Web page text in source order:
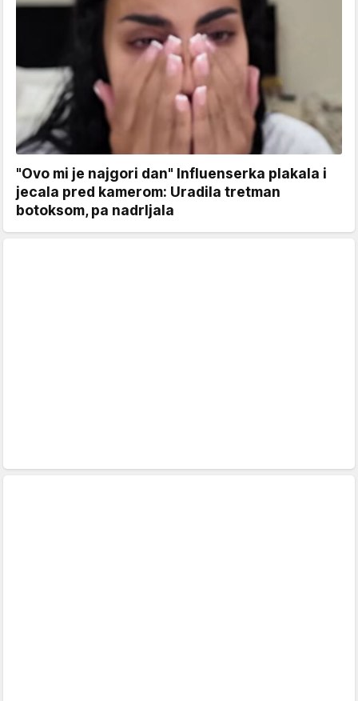
"Ovo mi je najgori dan" Influenserka plakala i
jecala pred kamerom: Uradila tretman
botoksom, pa nadrljala